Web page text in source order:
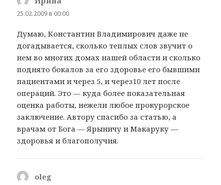
25.02.2009 в 00:00
Думаю, Константин Владимирович даже не
догадывается, сколько теплых слов звучит о
нем во многих домах нашей области и сколько
поднято бокалов за его здоровье его бывшими
пациентами и через 5, и через10 лет после
операций. Это — куда более показательная
оценка работы, нежели любое прокурорское
заключение. Автору спасибо за статью, а
врачам от Бога — Ярыничу и Макаруку —
здоровья и благополучия.
oleg